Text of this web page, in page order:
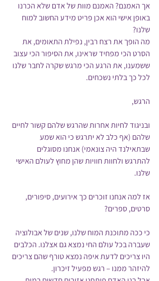
אך האמנם? האמנם מוות של אדם שלא הכרנו
באופן אישי הוא אכן פריט מידע החשוב למוח
שלנו?
מה הופך את רצח רבין, נפילת התאומים, את
הסרט הכי מפחיד שראינו, את הסיפור הכי עצוב
ששמענו, את הרגע הכי מרגש שקרה לחבר שלנו
לכל כך בלתי נשכחים.
הרגש,
ובניגוד לחיות אחרות שהרגש שלהם קשור לחיים
שלהם (אף כלב לא יתרגש כי הוא שמע
שבתאילנד היה צונאמי) אנחנו מסוגלים
להתרגש ולחוות חוויות שהן מחוץ לעולם האישי
שלנו.
אז למה אנחנו זוכרים כך אירועים, סיפורים,
סרטים, ספרים?
כי ככה מתוכנת המוח שלנו, שנים של אבולוציה
שעברה בכל עולם החי נמצא גם אצלנו. הכלבים
היו צריכים לדעת איפה נמצא טורף שהם צריכים
להיזהר ממנו – רגש מפעיל זיכרון.